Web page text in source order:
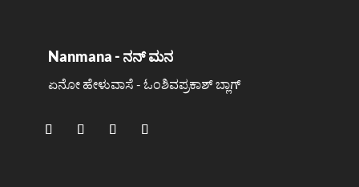
Nanmana - ನನ್ ಮನ
ಏನೋ ಹೇಳುವಾಸೆ - ಓಂಶಿವಪ್ರಕಾಶ್ ಬ್ಲಾಗ್